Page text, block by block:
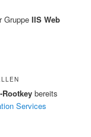
GruppeIIS Web
Rootkey bereits
Services